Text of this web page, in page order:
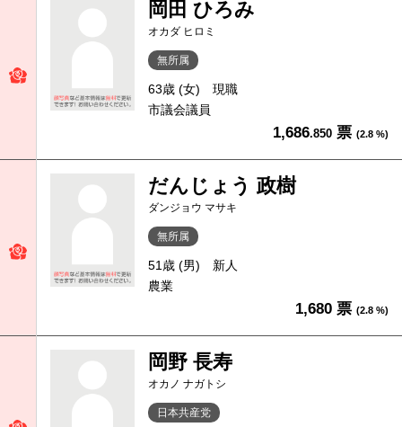
岡田 ひろみ
オカダ ヒロミ
無所属
63歳 (女)
現職
市議会議員
1,686.850 票 (2.8 %)
だんじょう 政樹
ダンジョウ マサキ
無所属
51歳 (男)
新人
農業
1,680 票 (2.8 %)
岡野 長寿
オカノ ナガトシ
日本共産党